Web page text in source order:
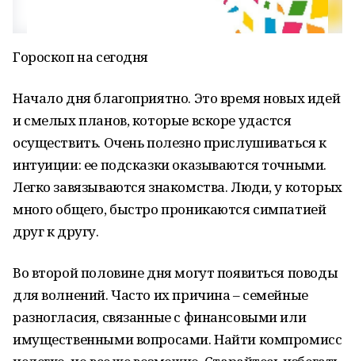
Гороскоп на сегодня
Начало дня благоприятно. Это время новых идей
и смелых планов, которые вскоре удастся
осуществить. Очень полезно прислушиваться к
интуиции: ее подсказки оказываются точными.
Легко завязываются знакомства. Люди, у которых
много общего, быстро проникаются симпатией
друг к другу.
Во второй половине дня могут появиться поводы
для волнений. Часто их причина – семейные
разногласия, связанные с финансовыми или
имущественными вопросами. Найти компромисс